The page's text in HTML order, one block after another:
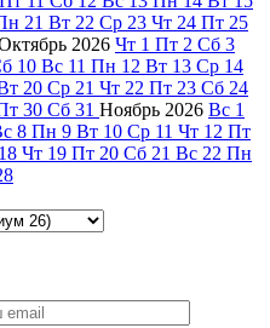
21 Вт 22 Ср 23 Чт 24 Пт 25
2026 Чт 1 Пт 2 Сб 3
10 Вс 11 Пн 12 Вт 13 Ср 14
20 Ср 21 Чт 22 Пт 23 Сб 24
30 Сб 31 Ноябрь 2026 Вс 1
8 Пн 9 Вт 10 Ср 11 Чт 12 Пт
18 Чт 19 Пт 20 Сб 21 Вс 22 Пн